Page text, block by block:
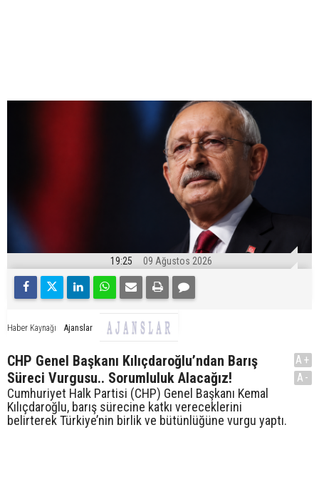
19:25 09 Ağustos 2026
Haber Kaynağı Ajanslar
CHP Genel Başkanı Kılıçdaroğlu’ndan Barış
Süreci Vurgusu.. Sorumluluk Alacağız!
Cumhuriyet Halk Partisi (CHP) Genel Başkanı Kemal
Kılıçdaroğlu, barış sürecine katkı vereceklerini
belirterek Türkiye’nin birlik ve bütünlüğüne vurgu yaptı.
A+
A-